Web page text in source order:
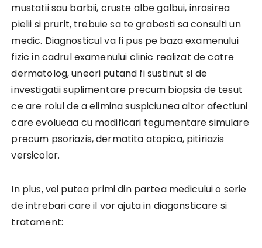
mustatii sau barbii, cruste albe galbui, inrosirea
pielii si prurit, trebuie sa te grabesti sa consulti un
medic. Diagnosticul va fi pus pe baza examenului
fizic in cadrul examenului clinic realizat de catre
dermatolog, uneori putand fi sustinut si de
investigatii suplimentare precum biopsia de tesut
ce are rolul de a elimina suspiciunea altor afectiuni
care evolueaa cu modificari tegumentare simulare
precum psoriazis, dermatita atopica, pitiriazis
versicolor.
In plus, vei putea primi din partea medicului o serie
de intrebari care il vor ajuta in diagonsticare si
tratament: